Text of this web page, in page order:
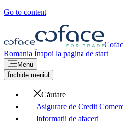
Go to content
Romania Înapoi la pagina de start
Menu
Închide meniul
Căutare
Asigurare de Credit
Informații de afaceri